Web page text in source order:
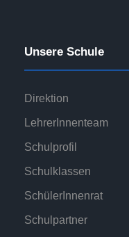
Unsere Schule
Direktion
LehrerInnenteam
Schulprofil
Schulklassen
SchülerInnenrat
Schulpartner